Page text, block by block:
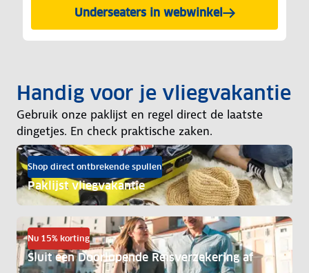
Underseaters in webwinkel
Handig voor je vliegvakantie
Gebruik onze paklijst en regel direct de laatste
dingetjes. En check praktische zaken.
Shop direct ontbrekende spullen
Paklijst vliegvakantie
Nu 15% korting
Sluit een Doorlopende Reisverzekering af